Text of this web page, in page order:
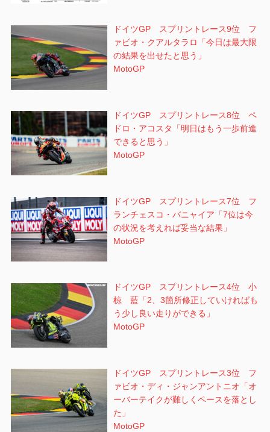
ドイツGP スプリントレース9位 フ
ァビオ・クアルタラロ「今日は最大限
の結果を出せたと思う」
MotoGP
ドイツGP スプリントレース8位 ペ
ドロ・アコスタ「明日はもう一歩前進
できると思う」
MotoGP
ドイツGP スプリントレース7位 フ
ランチェスコ・バニャイア「7位は今
の状況を考えれば妥当な結果」
MotoGP
ドイツGP スプリントレース4位 小
椋 藍「2、3箇所修正していければも
う少し良い走りができる」
MotoGP
ドイツGP スプリントレース3位 フ
ァビオ・ディ・ジャンアントニオ「オ
ーバーテイクが難しくペースを落とし
た」
MotoGP